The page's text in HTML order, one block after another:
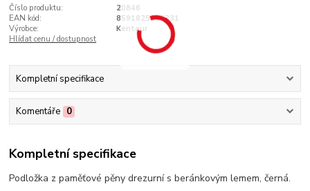
Číslo produktu:
20846
EAN kód:
8591825126331
Výrobce:
Kentaur
Hlídat cenu / dostupnost
Kompletní specifikace
Komentáře 0
Kompletní specifikace
Podložka z paměťové pěny drezurní s beránkovým lemem, černá.